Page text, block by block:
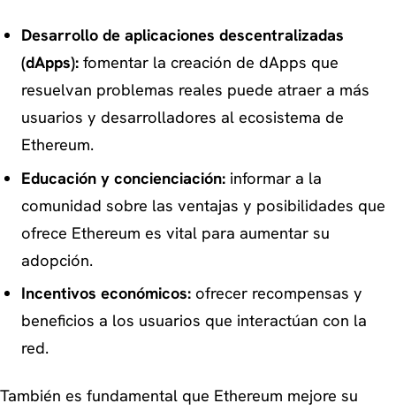
Desarrollo de aplicaciones descentralizadas
(dApps):fomentar la creación de dApps que
resuelvan problemas reales puede atraer a más
usuarios y desarrolladores al ecosistema de
Ethereum.
Educación y concienciación:informar a la
comunidad sobre las ventajas y posibilidades que
ofrece Ethereum es vital para aumentar su
adopción.
Incentivos económicos:ofrecer recompensas y
beneficios a los usuarios que interactúan con la
red.
También es fundamental que Ethereum mejore su